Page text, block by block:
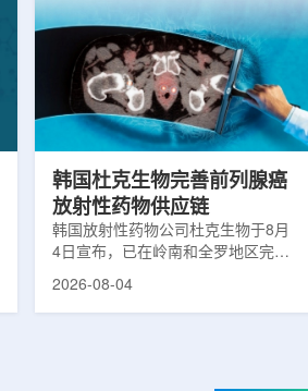
准放射治疗解决方案开展合作探讨。
根据意向书，双方拟研究将三星移动
CT扫描仪BodyTom与Accuray机器
人放射外科平台CyberKnife相结合。
该合作方向旨在把高分辨率三维成像
能力与图像引导机器人放射外科技术
连接起来，使医务人员能够更准确地
韩国杜克生物完善前列腺癌
放射性药物供应链
韩国放射性药物公司杜克生物于8月
4日宣布，已在岭南和全罗地区完成
前列腺癌诊断用放射性药物
2026-08-04